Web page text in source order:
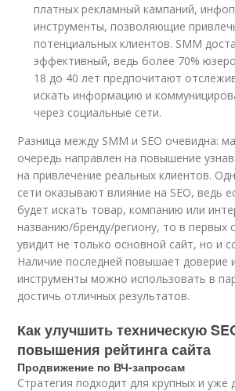
платных рекламный кампаний,
инструменты, позволяющие
потенциальных клиентов. SMM
эффективный, ведь более 70%
18 до 40 лет предпочитают
искать информацию и
через социальные сети.
Разница между SMM и SEO очевидна:
очередь направлен на повышение
на привлечение реальных клиентов.
сети оказывают влияние на SEO, ведь
будет искать товар, компанию или
названию/бренду/региону, то в первых
увидит не только основной сайт, но и
Наличие последней повышает доверие
инструменты можно использовать в
достичь отличных результатов.
Как улучшить техническую
повышения рейтинга сайта
Продвижение по ВЧ-запросам
Стратегия подходит для крупных и уже